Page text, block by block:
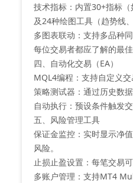
技术指标‌：内置30+指标（
及24种绘图工具（趋势线
多图表联动‌：支持多品种同
每位交易者都应了解的最
四、自动化交易（EA）
‌MQL4编程‌：支持自定义交
策略测试器‌：通过历史数据
自动执行‌：预设条件触发
五、风险管理工具
保证金监控‌：实时显示净
风险‌。
止损止盈设置‌：每笔交易
多账户管理‌：支持MT4